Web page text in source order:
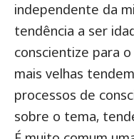
independente da
tendência a ser
conscientize para
mais velhas
processos de
sobre o tema,